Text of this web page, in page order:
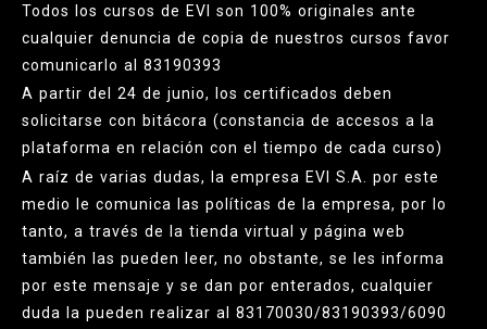
Todos los cursos de EVI son 100% originales ante
cualquier denuncia de copia de nuestros cursos favor
comunicarlo al 83190393
A partir del 24 de junio, los certificados deben
solicitarse con bitácora (constancia de accesos a la
plataforma en relación con el tiempo de cada curso)
A raíz de varias dudas, la empresa EVI S.A. por este
medio le comunica las políticas de la empresa, por lo
tanto, a través de la tienda virtual y página web
también las pueden leer, no obstante, se les informa
por este mensaje y se dan por enterados, cualquier
duda la pueden realizar al 83170030/83190393/6090